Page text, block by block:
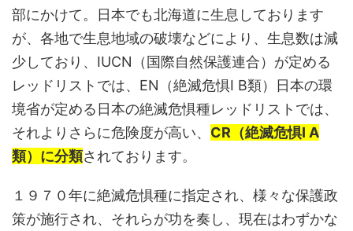
部にかけて。日本でも北海道に生息しております
が、各地で生息地域の破壊などにより、生息数は減
少しており、IUCN（国際自然保護連合）が定める
レッドリストでは、EN（絶滅危惧Ⅰ B類）日本の環
境省が定める日本の絶滅危惧種レッドリストでは、
それよりさらに危険度が高い、 CR（絶滅危惧Ⅰ A
類）に分類されております。
１９７０年に絶滅危惧種に指定され、様々な保護政
策が施行され、それらが功を奏し、現在はわずかな